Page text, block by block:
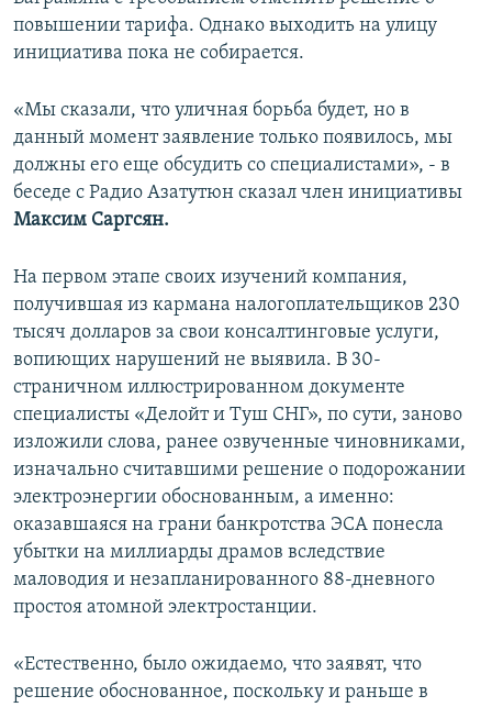
повышении тарифа. Однако выходить на улицу
инициатива пока не собирается.
«Мы сказали, что уличная борьба будет, но в
данный момент заявление только появилось, мы
должны его еще обсудить со специалистами», - в
беседе с Радио Азатутюн сказал член инициативы
Максим Саргсян.
На первом этапе своих изучений компания,
получившая из кармана налогоплательщиков 230
тысяч долларов за свои консалтинговые услуги,
вопиющих нарушений не выявила. В 30-
страничном иллюстрированном документе
специалисты «Делойт и Туш СНГ», по сути, заново
изложили слова, ранее озвученные чиновниками,
изначально считавшими решение о подорожании
электроэнергии обоснованным, а именно:
оказавшаяся на грани банкротства ЭСА понесла
убытки на миллиарды драмов вследствие
маловодия и незапланированного 88-дневного
простоя атомной электростанции.
«Естественно, было ожидаемо, что заявят, что
решение обоснованное, поскольку и раньше в